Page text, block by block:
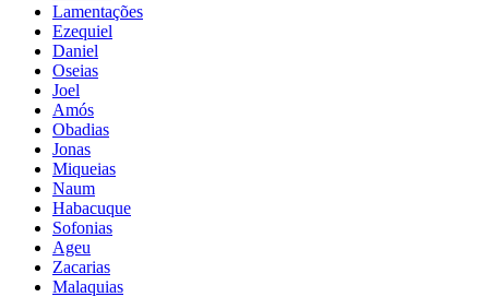
Lamentações
Ezequiel
Daniel
Oseias
Joel
Amós
Obadias
Jonas
Miqueias
Naum
Habacuque
Sofonias
Ageu
Zacarias
Malaquias